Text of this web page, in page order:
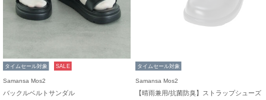
タイムセール対象 SALE
Samansa Mos2
バックルベルトサンダル
タイムセール対象
Samansa Mos2
【晴雨兼用/抗菌防臭】ストラップシューズ